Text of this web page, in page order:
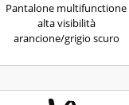
Pantalone multifunctione
alta visibilità
arancione/grigio scuro